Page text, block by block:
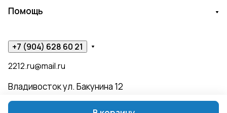
Помощь
+7 (904) 628 60 21
2212.ru@mail.ru
Владивосток ул. Бакунина 12